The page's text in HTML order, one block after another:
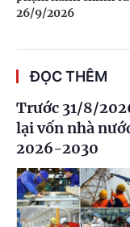
26/9/2026
ĐỌC THÊM
Trước 31/8/
lại vốn nhà
2026-2030